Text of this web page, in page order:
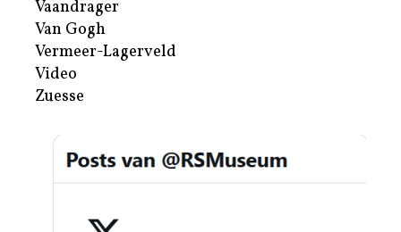
Vaandrager
Van Gogh
Vermeer-Lagerveld
Video
Zuesse